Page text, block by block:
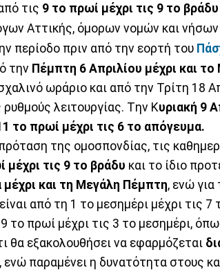
τις 9 το πρωί μέχρι τις 9 το βράδυ
Αττικής, όμορων νομών και νήσων
περίοδο πριν από την εορτή του
την Πέμπτη 6 Απριλίου μέχρι και
ωράριο και από την Τρίτη 18
λειτουργίας. Tην Κυριακή 9
το πρωί μέχρι τις 6 το απόγευμα.
της ομοσπονδίας, τις
μέχρι τις 9 το βράδυ και το ίδιο
και τη Μεγάλη Πέμπτη, ενώ
από τη 1 το μεσημέρι μέχρι τις
το πρωί μέχρι τις 3 το μεσημέρι,
θα εξακολουθήσει να εφαρμόζεται
ενώ παραμένει η δυνατότητα στους